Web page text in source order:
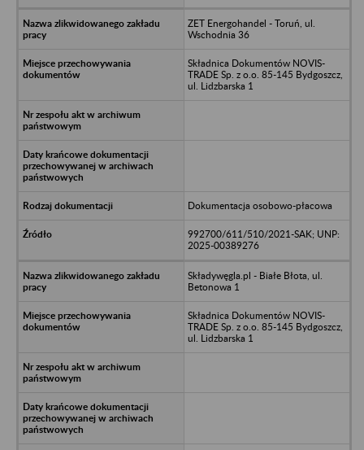
ZET Energohandel - Toruń, ul.
Wschodnia 36
Składnica Dokumentów NOVIS-
TRADE Sp. z o.o. 85-145 Bydgoszcz,
ul. Lidzbarska 1
Dokumentacja osobowo-płacowa
992700/611/510/2021-SAK; UNP:
2025-00389276
Składywęgla.pl - Białe Błota, ul.
Betonowa 1
Składnica Dokumentów NOVIS-
TRADE Sp. z o.o. 85-145 Bydgoszcz,
ul. Lidzbarska 1